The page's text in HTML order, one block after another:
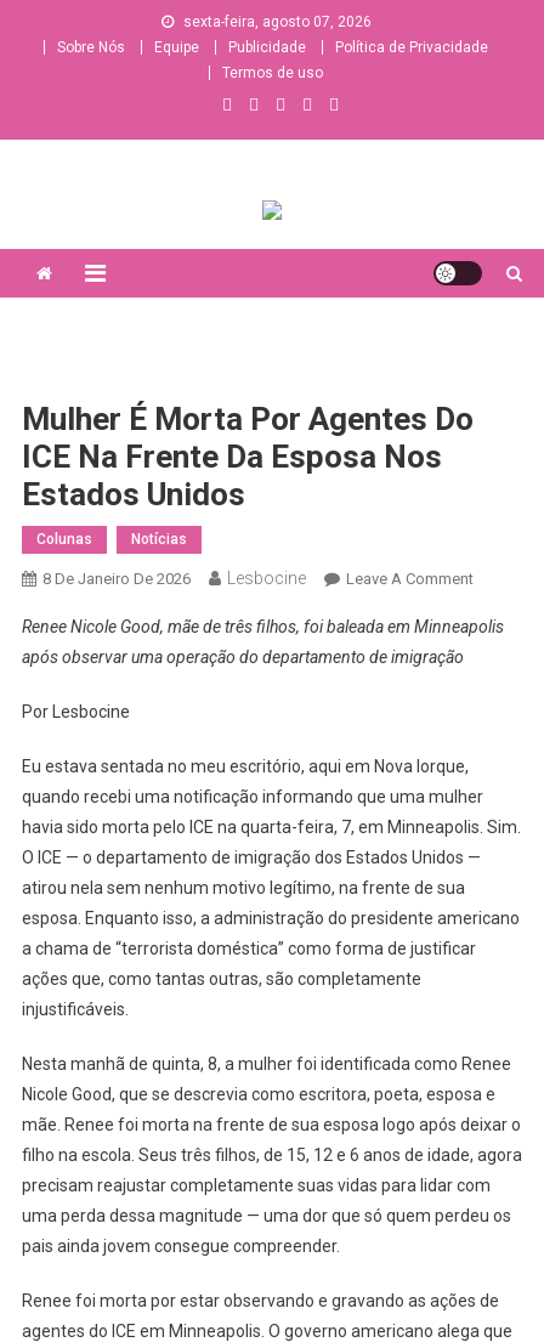
sexta-feira, agosto 07, 2026
Sobre Nós
Equipe Publicidade
Política de Privacidade
Termos de uso
lésbico/bissexual/sáfico
Mulher É Morta Por Agentes Do
ICE Na Frente Da Esposa Nos
Estados Unidos
Colunas Notícias
8 De Janeiro De 2026 Lesbocine Leave A CommentOn
É
Na
Frente
Da
Nos
Estados
Renee Nicole Good, mãe de três filhos, foi baleada em Minneapolis
após observar uma operação do departamento de imigração
Por Lesbocine
Eu estava sentada no meu escritório, aqui em Nova Iorque,
quando recebi uma notificação informando que uma mulher
havia sido morta pelo ICE na quarta-feira, 7, em Minneapolis. Sim.
O ICE — o departamento de imigração dos Estados Unidos —
atirou nela sem nenhum motivo legítimo, na frente de sua
esposa. Enquanto isso, a administração do presidente americano
a chama de “terrorista doméstica” como forma de justificar
ações que, como tantas outras, são completamente
injustificáveis.
Nesta manhã de quinta, 8, a mulher foi identificada como Renee
Nicole Good, que se descrevia como escritora, poeta, esposa e
mãe. Renee foi morta na frente de sua esposa logo após deixar o
filho na escola. Seus três filhos, de 15, 12 e 6 anos de idade, agora
precisam reajustar completamente suas vidas para lidar com
uma perda dessa magnitude — uma dor que só quem perdeu os
pais ainda jovem consegue compreender.
Renee foi morta por estar observando e gravando as ações de
agentes do ICE em Minneapolis. O governo americano alega que